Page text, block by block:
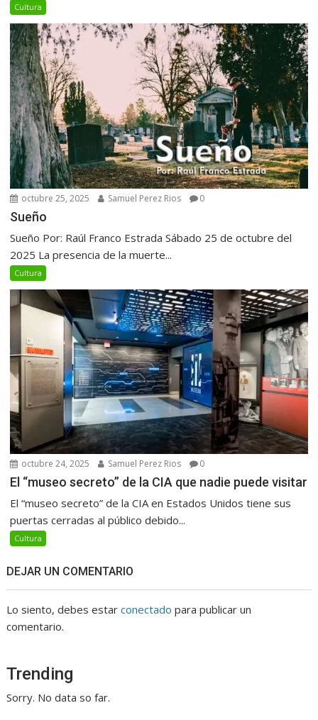
Cultura
octubre 25, 2025 Samuel Perez Rios 0
Sueño
Sueño Por: Raúl Franco Estrada Sábado 25 de octubre del
2025 La presencia de la muerte...
Cultura
octubre 24, 2025 Samuel Perez Rios 0
El “museo secreto” de la CIA que nadie puede visitar
El “museo secreto” de la CIA en Estados Unidos tiene sus
puertas cerradas al público debido...
Cultura
DEJAR UN COMENTARIO
Lo siento, debes estarconectado para publicar un
comentario.
Trending
Sorry. No data so far.